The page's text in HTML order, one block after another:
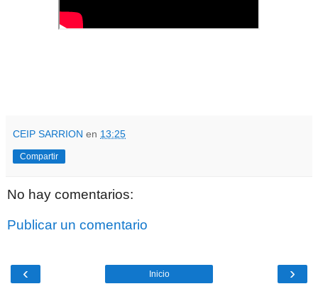
CEIP SARRION en 13:25
Compartir
No hay comentarios:
Publicar un comentario
‹ ›
Inicio